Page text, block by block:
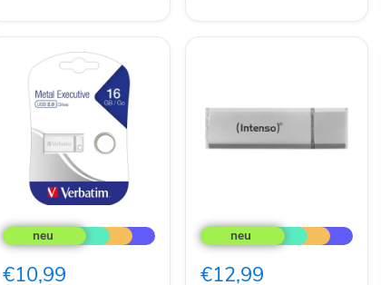
Verbatim
USB-
Stick
2.0
€10,99
Ultra
Line
Stick
€12,99